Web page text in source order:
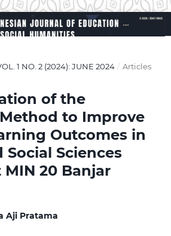
1 NO. 2 (2024): JUNE 2024 / Articles
of the
to Improve
Outcomes in
Social Sciences
20 Banjar
Aji Pratama